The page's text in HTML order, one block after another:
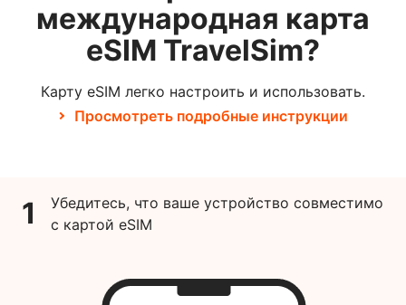
международная карта
eSIM TravelSim?
Карту eSIM легко настроить и использовать.
Просмотреть подробные инструкции
1
Убедитесь, что ваше устройство совместимо
с картой eSIM